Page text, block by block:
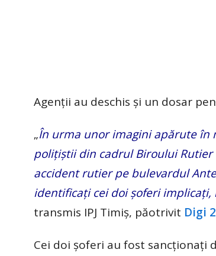
Agenții au deschis și un dosar
„În urma unor imagini apărute în
poliţiştii din cadrul Biroului
accident rutier pe bulevardul
identificaţi cei doi şoferi
transmis IPJ Timiş, păotrivit Digi
Cei doi şoferi au fost sancţionaţi